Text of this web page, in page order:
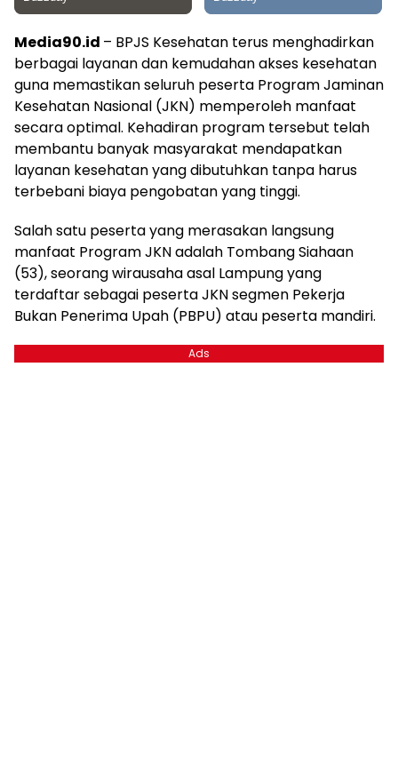
Media90.id – BPJS Kesehatan terus menghadirkan
berbagai layanan dan kemudahan akses kesehatan
guna memastikan seluruh peserta Program Jaminan
Kesehatan Nasional (JKN) memperoleh manfaat
secara optimal. Kehadiran program tersebut telah
membantu banyak masyarakat mendapatkan
layanan kesehatan yang dibutuhkan tanpa harus
terbebani biaya pengobatan yang tinggi.
Salah satu peserta yang merasakan langsung
manfaat Program JKN adalah Tombang Siahaan
(53), seorang wirausaha asal Lampung yang
terdaftar sebagai peserta JKN segmen Pekerja
Bukan Penerima Upah (PBPU) atau peserta mandiri.
Ads